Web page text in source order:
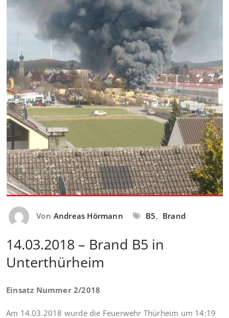
Von Andreas Hörmann B5, Brand
14.03.2018 – Brand B5 in
Unterthürheim
Einsatz Nummer 2/2018
Am 14.03.2018 wurde die Feuerwehr Thürheim um 14:19